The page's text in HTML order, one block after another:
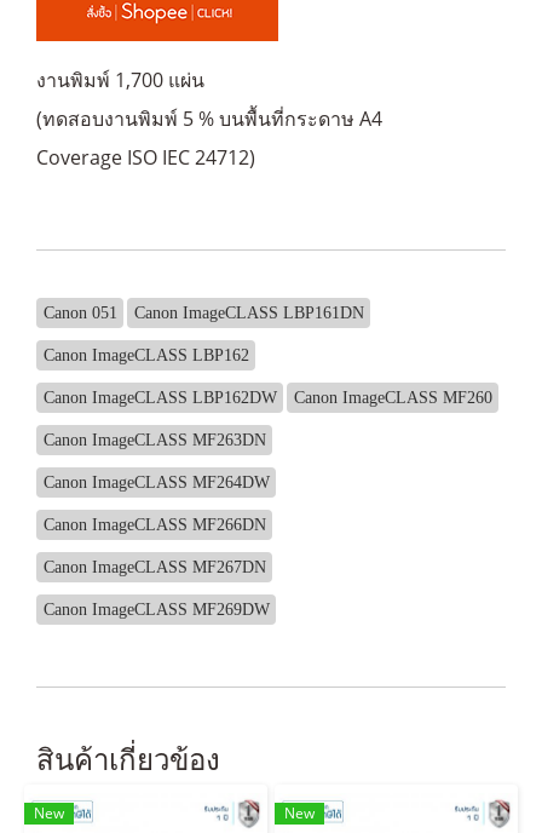
งานพิมพ์ 1,700 แผ่น
(ทดสอบงานพิมพ์ 5 % บนพื้นที่กระดาษ A4
Coverage ISO IEC 24712)
Canon 051 Canon ImageCLASS LBP161DN
Canon ImageCLASS LBP162
Canon ImageCLASS LBP162DW Canon ImageCLASS MF260
Canon ImageCLASS MF263DN
Canon ImageCLASS MF264DW
Canon ImageCLASS MF266DN
Canon ImageCLASS MF267DN
Canon ImageCLASS MF269DW
สินค้าเกี่ยวข้อง
New New